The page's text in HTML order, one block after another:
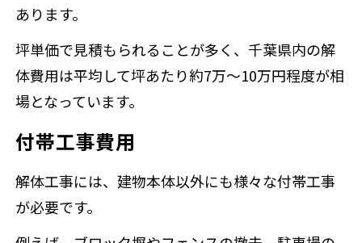
あります。
坪単価で見積もられることが多く、千葉県内の解
体費用は平均して坪あたり約7万～10万円程度が相
場となっています。
付帯工事費用
解体工事には、建物本体以外にも様々な付帯工事
が必要です。